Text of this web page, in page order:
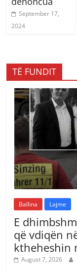
September 17,
2024
TË FUNDIT
Ballina Lajme
E
që vdiqën
ktheheshin
August 7, 2026